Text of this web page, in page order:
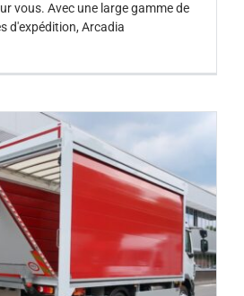
vous. Avec une large gamme de
d'expédition, Arcadia